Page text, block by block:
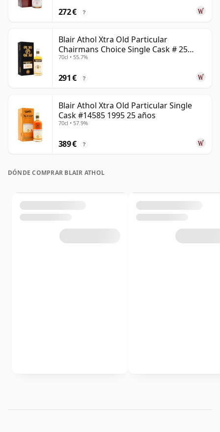
272 € ?
Blair Athol Xtra Old Particular
Chairmans Choice Single Cask # 25
años
70cl • 55.7%
291 € ?
Blair Athol Xtra Old Particular Single
Cask #14585 1995 25 años
70cl • 57.9%
389 € ?
DÓNDE COMPRAR BLAIR ATHOL